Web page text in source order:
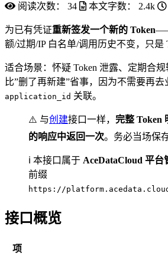
阅读次数：
34 本文字数： 2.4k
为已有凭证重新签发一个新的 Token
额/过期/IP 白名单/调用历史不变，只是
适合场景：怀疑 Token 泄露、定期合规
比”删了再新建”省事，因为不需要再去
application_id 关联。
⚠️ 与创建接口一样， 完整 Token
的响应中返回一次。务必当场保存
ℹ️ 本接口属于 AceDataCloud 平台
前缀
https://
接口概览
项